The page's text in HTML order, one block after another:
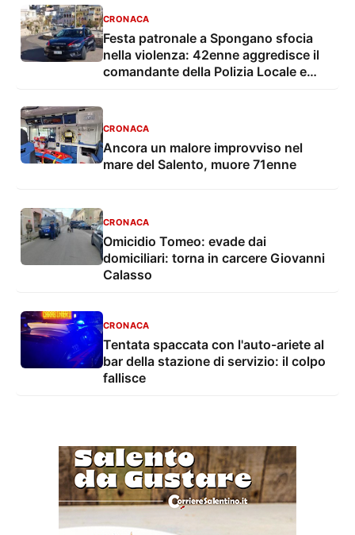
CRONACA
Festa patronale a Spongano sfocia
nella violenza: 42enne aggredisce il
comandante della Polizia Locale e
CRONACA
Ancora un malore improvviso nel
mare del Salento, muore 71enne
CRONACA
Omicidio Tomeo: evade dai
domiciliari: torna in carcere Giovanni
Calasso
CRONACA
Tentata spaccata con l'auto-ariete al
bar della stazione di servizio: il colpo
fallisce